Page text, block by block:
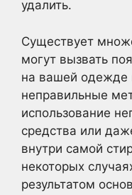
удалить.
Существует
могут вызвать
на вашей одежде
неправильные
использование
средства или
внутри самой
некоторых
результатом